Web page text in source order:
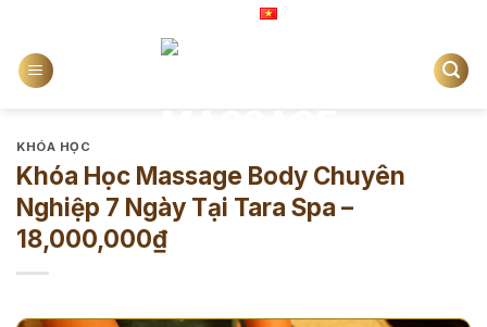
nội
dung
KHÓA HỌC
Khóa Học Massage Body Chuyên
Nghiệp 7 Ngày Tại Tara Spa –
18,000,000₫